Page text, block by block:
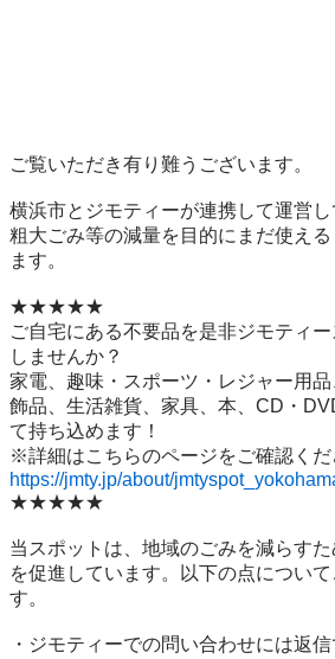
ご覧いただき有り難うございます。
横浜市とジモティーが連携して運営し
粗⼤ごみ等の減量を⽬的にまだ使え
ます。
★★★★★
ご自宅にある不要品を是非ジモティ
しませんか？
家電、趣味・スポーツ・レジャー用
飾品、生活雑貨、家具、本、CD・
て持ち込めます！
https://jmty.jp/about/
★★★★★
当スポットは、地域のごみを減らす
を促進しています。以下の点につい
す。
・ジモティーでの問い合わせには返